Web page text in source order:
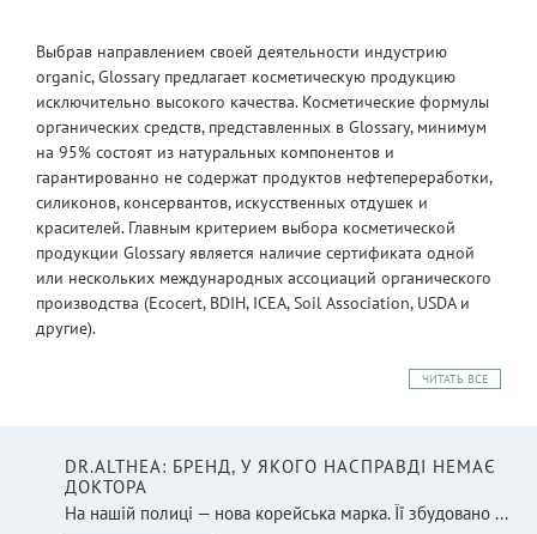
Выбрав направлением своей деятельности индустрию
organic, Glossary предлагает косметическую продукцию
исключительно высокого качества. Косметические формулы
органических средств, представленных в Glossary, минимум
на 95% состоят из натуральных компонентов и
гарантированно не содержат продуктов нефтепереработки,
силиконов, консервантов, искусственных отдушек и
красителей. Главным критерием выбора косметической
продукции Glossary является наличие сертификата одной
или нескольких международных ассоциаций органического
производства (Ecocert, BDIH, ICEA, Soil Association, USDA и
другие).
ЧИТАТЬ ВСЕ
DR.ALTHEA: БРЕНД, У ЯКОГО НАСПРАВДІ НЕМАЄ
ДОКТОРА
На нашій полиці — нова корейська марка. Її збудовано ...